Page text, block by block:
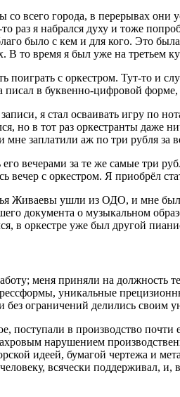
всего города, в перерывах
раз я набрался духу и тоже
было с кем и для кого. Это
В то время я был уже на третьем
с оркестром. Тут-то и
в буквенно-цифровой форме,
я стал осваивать игру по
но в тот раз оркестранты даже
заплатили аж по три рубля за
вечерами за те же самые три
с оркестром. Я приобрёл
Живаевы ушли из ОДО, и мне
документа о музыкальном
в оркестре уже был другой
меня приняли на
уникальные
без ограничений делились своим
поступали в производство
нарушением
идеей, бумагой чертежа и
всячески поддерживал,